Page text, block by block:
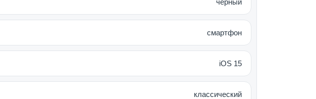
— надежный выбор для тех, кто ценит
и премиальный дизайн Apple.
смартфон
iOS 15
классический